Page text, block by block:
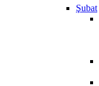
Şubat